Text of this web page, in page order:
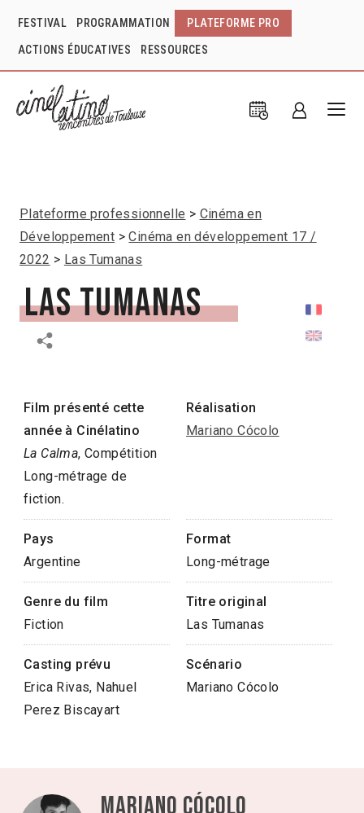
FESTIVAL PROGRAMMATION PLATEFORME PRO
ACTIONS ÉDUCATIVES RESSOURCES
Plateforme professionnelle
Cinéma en
Développement
Cinéma en développement 17 /
2022
Las Tumanas
Las Tumanas
Film présenté cette
année à Cinélatino
La Calma, Compétition
Long-métrage de
fiction.
Réalisation
Mariano Cócolo
Pays
Argentine
Format
Long-métrage
Genre du film
Fiction
Titre original
Las Tumanas
Casting prévu
Erica Rivas, Nahuel
Perez Biscayart
Scénario
Mariano Cócolo